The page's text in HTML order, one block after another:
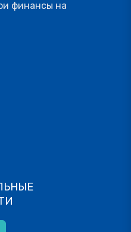
финансы на